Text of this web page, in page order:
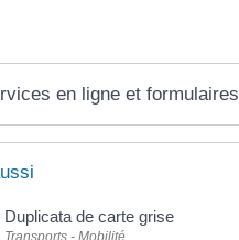
en ligne et formulaires
Duplicata de carte grise
Transports - Mobilité